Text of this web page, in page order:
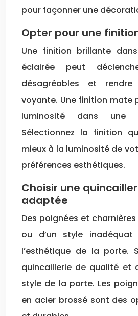
pour façonner une
Opter pour une
Une finition brillante
éclairée peut
désagréables et
voyante. Une finition mate
luminosité dans une
Sélectionnez la finition
mieux à la luminosité de
préférences esthétiques.
Choisir une
adaptée
Des poignées et
ou d’un style inadéquat
l’esthétique de la porte.
quincaillerie de qualité et
style de la porte. Les
en acier brossé sont des